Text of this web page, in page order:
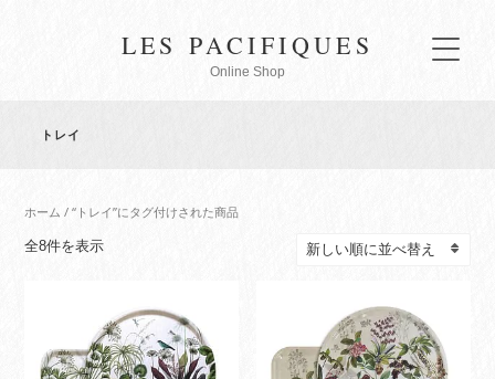
LES PACIFIQUES
Online Shop
トレイ
ホーム / “トレイ”にタグ付けされた商品
全8件を表示新
順